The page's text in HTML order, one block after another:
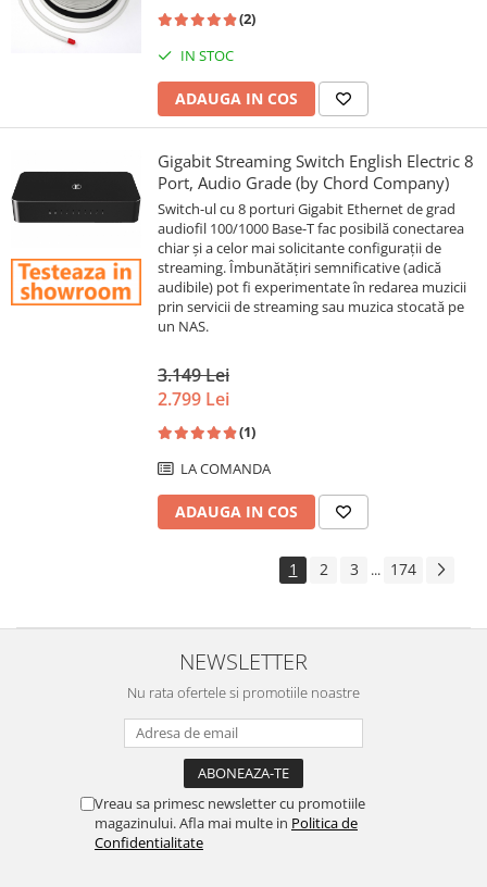
(2)
IN STOC
ADAUGA IN COS
Gigabit Streaming Switch English Electric 8
Port, Audio Grade (by Chord Company)
Switch-ul cu 8 porturi Gigabit Ethernet de grad
audiofil 100/1000 Base-T fac posibilă conectarea
chiar și a celor mai solicitante configurații de
streaming. Îmbunătățiri semnificative (adică
audibile) pot fi experimentate în redarea muzicii
prin servicii de streaming sau muzica stocată pe
un NAS.
3.149 Lei
2.799 Lei
(1)
LA COMANDA
ADAUGA IN COS
1 2 3 ... 174
NEWSLETTER
Nu rata ofertele si promotiile noastre
Vreau sa primesc newsletter cu promotiile
magazinului. Afla mai multe in Politica de
Confidentialitate